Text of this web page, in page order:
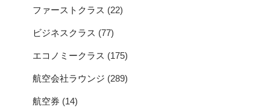
ファーストクラス (22)
ビジネスクラス (77)
エコノミークラス (175)
航空会社ラウンジ (289)
航空券 (14)